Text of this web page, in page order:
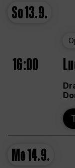
So13.9.
16:00
Mo14.9.